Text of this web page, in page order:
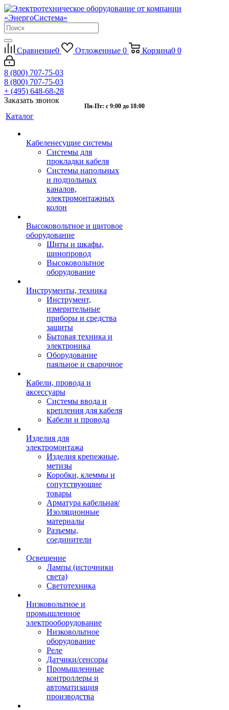
Сравнение0 Отложенные 0 Корзина0 0
8 (800) 707-75-03
8 (800) 707-75-03
+ (495) 648-68-28
Заказать звонок
Пн-Пт: с 9:00 до 18:00
Каталог
Кабеленесущие системы
Системы для
прокладки кабеля
Системы напольных
и подпольных
каналов,
электромонтажных
колон
Высоковольтное и щитовое
оборудование
Щиты и шкафы,
шинопровод
Высоковольтное
оборудование
Инструменты, техника
Инструмент,
измерительные
приборы и средства
защиты
Бытовая техника и
электроника
Оборудование
паяльное и сварочное
Кабели, провода и
аксессуары
Системы ввода и
крепления для кабеля
Кабели и провода
Изделия для
электромонтажа
Изделия крепежные,
метизы
Коробки, клеммы и
сопутствующие
товары
Арматура кабельная/
Изоляционные
материалы
Разъемы,
соединители
Освещение
Лампы (источники
света)
Светотехника
Низковольтное и
промышленное
электрооборудование
Низковольтное
оборудование
Реле
Датчики/сенсоры
Промышленные
контроллеры и
автоматизация
производства